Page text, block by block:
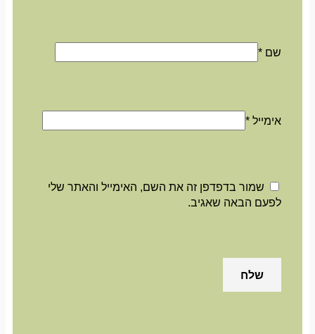
שם*
אימייל*
שמור בדפדפן זה את השם, האימייל והאתר שלי
לפעם הבאה שאגיב.